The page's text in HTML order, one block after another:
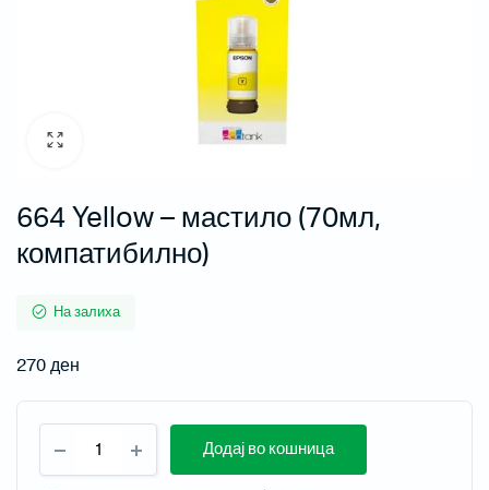
664 Yellow – мастило (70мл,
компатибилно)
На залиха
270ден
Додај во кошница